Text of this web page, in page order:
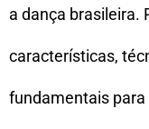
a dança brasileira.
características,
fundamentais para